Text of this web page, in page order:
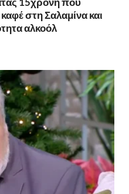
στη Σαλαμίνα και
αλκοόλ